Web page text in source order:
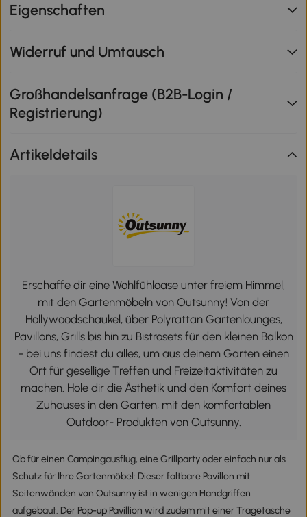
Eigenschaften
Widerruf und Umtausch
Großhandelsanfrage (B2B-Login /
Registrierung)
Artikeldetails
Erschaffe dir eine Wohlfühloase unter freiem Himmel,
mit den Gartenmöbeln von Outsunny! Von der
Hollywoodschaukel, über Polyrattan Gartenlounges,
Pavillons, Grills bis hin zu Bistrosets für den kleinen Balkon
- bei uns findest du alles, um aus deinem Garten einen
Ort für gesellige Treffen und Freizeitaktivitäten zu
machen. Hole dir die Ästhetik und den Komfort deines
Zuhauses in den Garten, mit den komfortablen
Outdoor- Produkten von Outsunny.
Ob für einen Campingausflug, eine Grillparty oder einfach nur als
Schutz für Ihre Gartenmöbel: Dieser faltbare Pavillon mit
Seitenwänden von Outsunny ist in wenigen Handgriffen
aufgebaut. Der Pop-up Pavillion wird zudem mit einer Tragetasche